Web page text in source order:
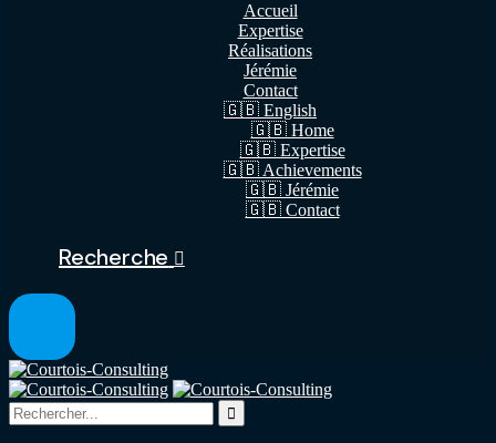
Accueil
Expertise
Réalisations
Jérémie
Contact
🇬🇧 English
🇬🇧 Home
🇬🇧 Expertise
🇬🇧 Achievements
🇬🇧 Jérémie
🇬🇧 Contact
Recherche